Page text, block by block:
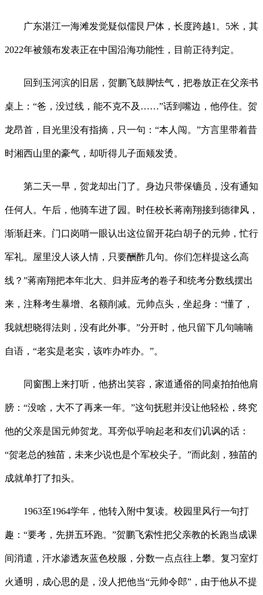
广东湛江一海滩发觉疑似儒艮尸体，长度跨越1。5米，其
2022年被颁布发表正在中国沿海功能性，目前正待判定。
回到玉河滨的旧居，贺鹏飞鼓脚怯气，把卷放正在父亲书
桌上：“爸，没过线，能不克不及……”话到嘴边，他停住。贺
龙昂首，目光里没有指摘，只一句：“本人闯。”方言里带着昔
时湘西山里的豪气，却听得儿子面颊发烫。
第二天一早，贺龙却出门了。身边只带保镳员，没有通知
任何人。午后，他骑车进了园。时任校长蒋南翔接到德律风，
渐渐赶来。门口岗哨一眼认出这位留开花白胡子的元帅，忙行
军礼。屋里没人谈人情，只要酬酢几句。你们怎样提这么高
线？”蒋南翔把本年北大、归并应考的卷子和统考分数线摆出
来，注释考生暴增、名额削减。元帅点头，坐起身：“懂了，
我就想晓得法则，没有此外事。”分开时，他只留下几句喃喃
自语，“老实是老实，该咋办咋办。”。
同窗围上来打听，他挤出笑容，家道通俗的同桌拍拍他肩
膀：“没啥，大不了再来一年。”这句抚慰并没让他轻松，终究
他的父亲是国元帅贺龙。耳旁似乎响起老和友们讥讽的话：
“贺老总的独苗，未来少说也是个军校尖子。”而此刻，独苗的
成就单打了扣头。
1963至1964学年，他转入附中复读。校园里风行一句打
趣：“要考，先拼五环跑。”贺鹏飞索性把父亲教的长跑当成课
间消遣，汗水渗透灰蓝色校服，分数一点点往上攀。复习室灯
火通明，成心思的是，没人把他当“元帅令郎”，由于他从不提